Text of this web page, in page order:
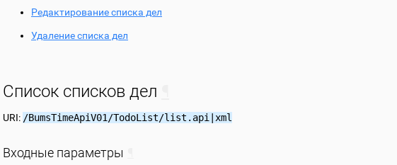
Редактирование списка дел
Удаление списка дел
Список списков дел
URI: /BumsTimeApiV01/TodoList/list.api|xml
Входные параметры